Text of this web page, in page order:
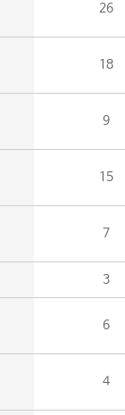
26
18
9
15
7
3
6
4